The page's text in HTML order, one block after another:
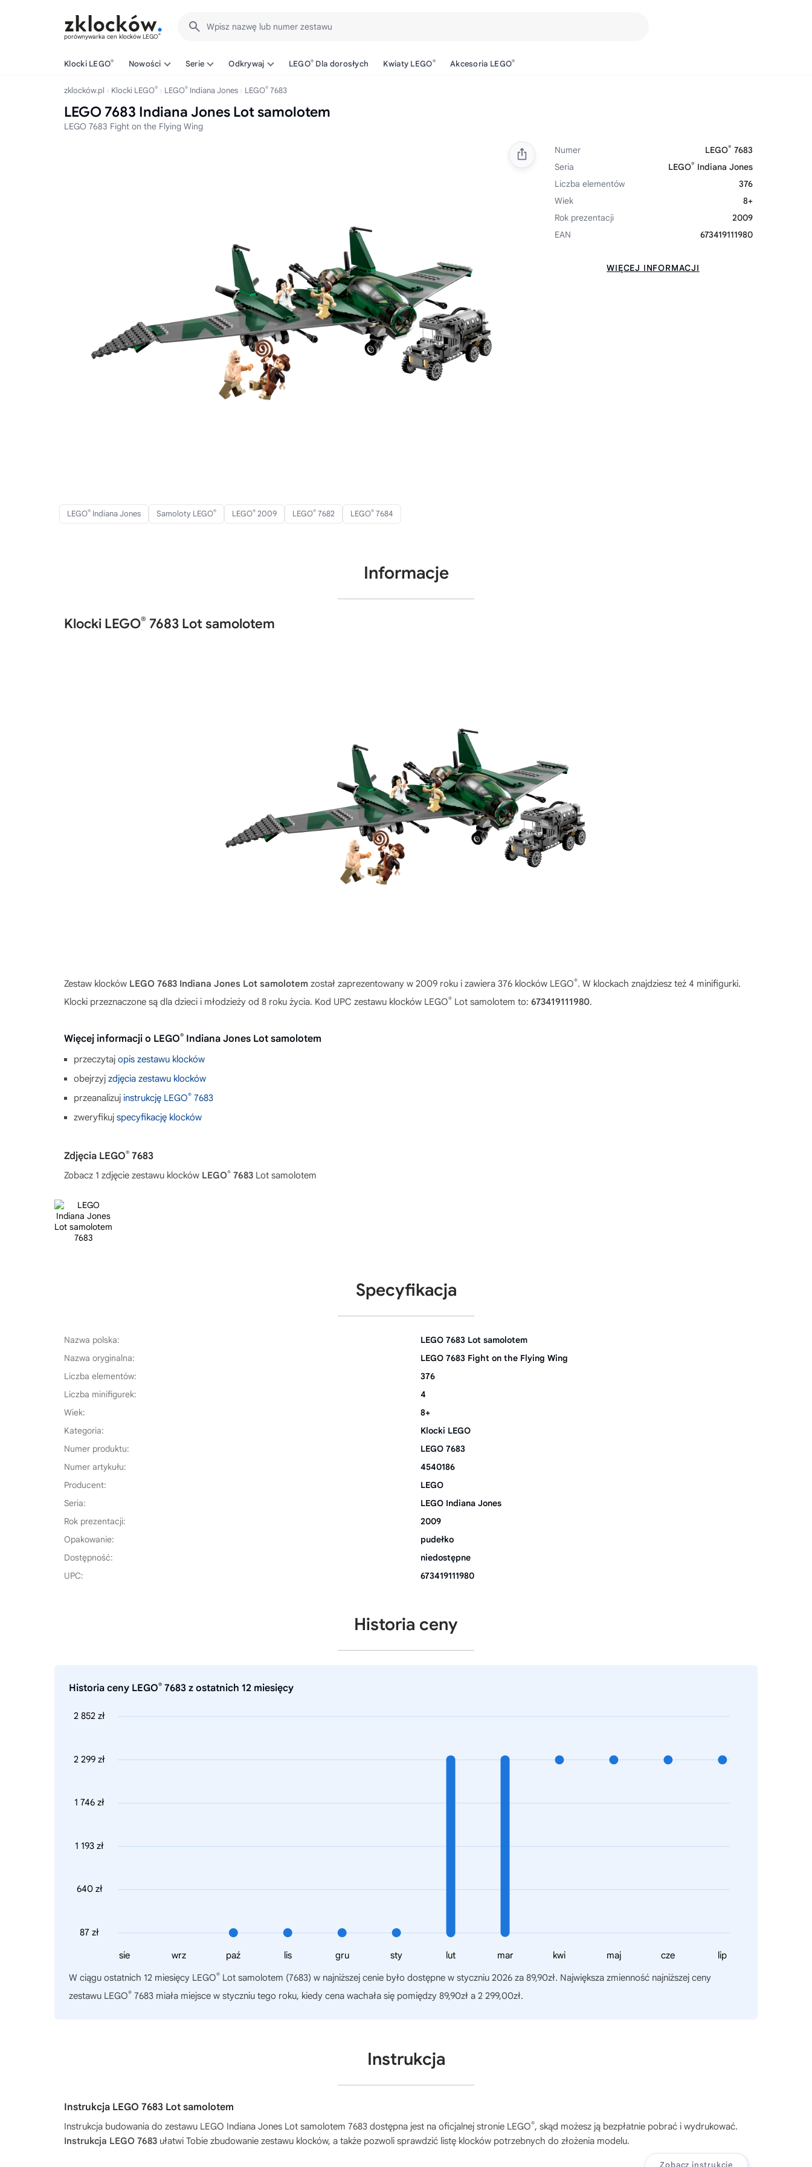
porównywarka cen klocków LEGO®
Wpisz nazwę lub numer zestawu
Klocki LEGO® Nowości Serie Odkrywaj LEGO® Dla dorosłych Kwiaty LEGO® Akcesoria LEGO®
zklocków.pl Klocki LEGO® LEGO® Indiana Jones LEGO® 7683
LEGO 7683 Indiana Jones Lot samolotem
LEGO 7683 Fight on the Flying Wing
Numer LEGO® 7683
Seria
LEGO® Indiana Jones
Liczba elementów
376
Wiek
8+
Rok prezentacji
2009
EAN
673419111980
WIĘCEJ INFORMACJI
LEGO® Indiana Jones Samoloty LEGO® LEGO® 2009 LEGO® 7682 LEGO® 7684
Informacje
Klocki LEGO® 7683 Lot samolotem
Zestaw klocków LEGO 7683 Indiana Jones Lot samolotem został zaprezentowany w 2009 roku i zawiera 376 klocków LEGO®. W klockach znajdziesz też 4 minifigurki.
Klocki przeznaczone są dla dzieci i młodzieży od 8 roku życia. Kod UPC zestawu klocków LEGO® Lot samolotem to: 673419111980.
Więcej informacji o LEGO® Indiana Jones Lot samolotem
przeczytaj opis zestawu klocków
obejrzyj zdjęcia zestawu klocków
przeanalizuj instrukcję LEGO® 7683
zweryfikuj specyfikację klocków
Zdjęcia LEGO® 7683
Zobacz 1 zdjęcie zestawu klocków LEGO® 7683 Lot samolotem
Specyfikacja
Nazwa polska:
LEGO 7683 Lot samolotem
Nazwa oryginalna:
LEGO 7683 Fight on the Flying Wing
Liczba elementów:
376
Liczba minifigurek:
4
Wiek:
8+
Kategoria:
Klocki LEGO
Numer produktu:
LEGO 7683
Numer artykułu:
4540186
Producent:
LEGO
Seria:
LEGO Indiana Jones
Rok prezentacji:
2009
Opakowanie:
pudełko
Dostępność:
niedostępne
UPC:
673419111980
Historia ceny
Historia ceny LEGO® 7683 z ostatnich 12 miesięcy
2 852 zł
2 299 zł
1 746 zł
1 193 zł
640 zł
87 zł
lip
cze
maj
kwi
mar
lut
sty
gru
lis
paź
wrz
sie
W ciągu ostatnich 12 miesięcy LEGO® Lot samolotem (7683) w najniższej cenie było dostępne w styczniu 2026 za 89,90zł. Największa zmienność najniższej ceny
zestawu LEGO® 7683 miała miejsce w styczniu tego roku, kiedy cena wachała się pomiędzy 89,90zł a 2 299,00zł.
Instrukcja
Instrukcja LEGO 7683 Lot samolotem
Instrukcja budowania do zestawu LEGO Indiana Jones Lot samolotem 7683 dostępna jest na oficjalnej stronie LEGO®, skąd możesz ją bezpłatnie pobrać i wydrukować.
Instrukcja LEGO 7683 ułatwi Tobie zbudowanie zestawu klocków, a także pozwoli sprawdzić listę klocków potrzebnych do złożenia modelu.